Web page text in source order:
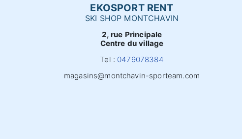
EKOSPORT RENT
SKI SHOP MONTCHAVIN
2, rue Principale
Centre du village
Tel : 0479078384
magasins@montchavin-sporteam.com